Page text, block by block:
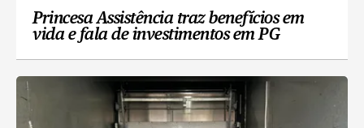
Princesa Assistência traz benefícios em
vida e fala de investimentos em PG